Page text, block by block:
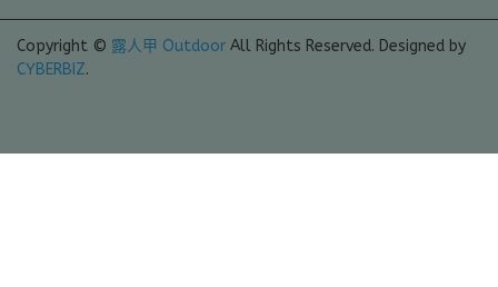
Copyright © 露人甲 Outdoor All Rights Reserved. Designed by
CYBERBIZ.